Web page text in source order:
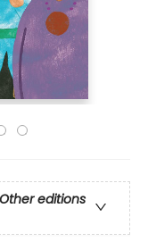
Other editions